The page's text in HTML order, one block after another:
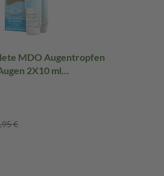
MDO Augentropfen
2X10 ml
€